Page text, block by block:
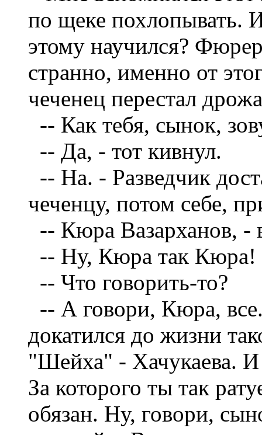
по щеке похлопывать.
этому научился?
странно, именно от
чеченец перестал
-- Как тебя, сынок,
-- Да, - тот кивнул.
-- На. - Разведчик
чеченцу, потом себе,
-- Кюра Вазарханов, -
-- Ну, Кюра так Кюра!
-- Что говорить-то?
-- А говори, Кюра,
докатился до жизни
"Шейха" - Хачукаева. И
За которого ты так
обязан. Ну, говори,